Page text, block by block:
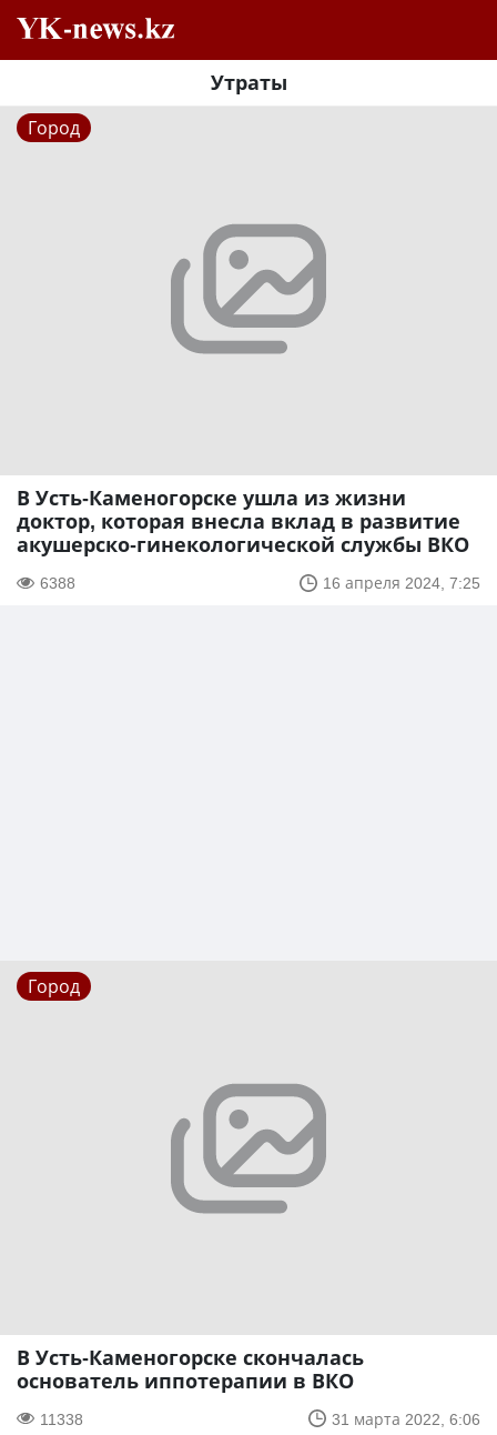
Утраты
Город
В Усть-Каменогорске ушла из жизни
доктор, которая внесла вклад в развитие
акушерско-гинекологической службы ВКО
6388 16 апреля 2024, 7:25
Город
В Усть-Каменогорске скончалась
основатель иппотерапии в ВКО
11338 31 марта 2022, 6:06